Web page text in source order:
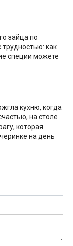
зайца по
трудностью: как
специи можете
кухню, когда
на столе
которая
на день